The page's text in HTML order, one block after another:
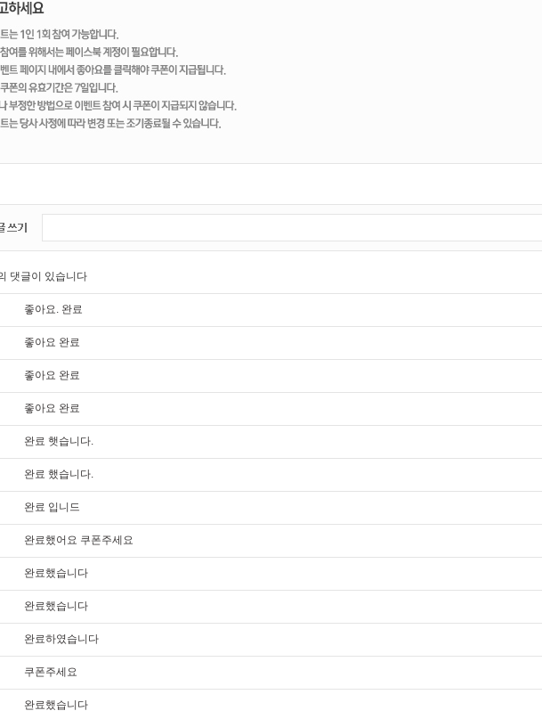
댓글이 있습니다
좋아요. 완료
좋아요 완료
좋아요 완료
좋아요 완료
완료 햇습니다.
완료 했습니다.
완료 입니드
완료했어요 쿠폰주세요
완료했습니다
완료했습니다
완료하였습니다
쿠폰주세요
완료했습니다